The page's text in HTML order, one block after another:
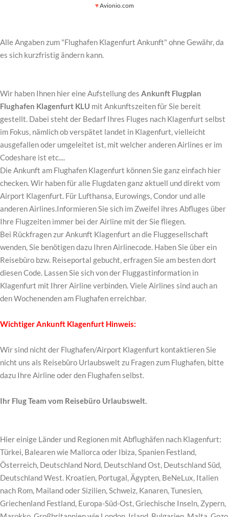
♥Avionio.com
Alle Angaben zum "Flughafen Klagenfurt Ankunft" ohne Gewähr, da
es sich kurzfristig ändern kann.
Wir haben Ihnen hier eine Aufstellung des Ankunft Flugplan
Flughafen Klagenfurt KLU mit Ankunftszeiten für Sie bereit
gestellt. Dabei steht der Bedarf Ihres Fluges nach Klagenfurt selbst
im Fokus, nämlich ob verspätet landet in Klagenfurt, vielleicht
ausgefallen oder umgeleitet ist, mit welcher anderen Airlines er im
Codeshare ist etc....
Die Ankunft am Flughafen Klagenfurt können Sie ganz einfach hier
checken. Wir haben für alle Flugdaten ganz aktuell und direkt vom
Airport Klagenfurt. Für Lufthansa, Eurowings, Condor und alle
anderen Airlines.Informieren Sie sich im Zweifel ihres Abfluges über
Ihre Flugzeiten immer bei der Airline mit der Sie fliegen.
Bei Rückfragen zur Ankunft Klagenfurt an die Fluggesellschaft
wenden, Sie benötigen dazu Ihren Airlinecode. Haben Sie über ein
Reisebüro bzw. Reiseportal gebucht, erfragen Sie am besten dort
diesen Code. Lassen Sie sich von der Fluggastinformation in
Klagenfurt mit Ihrer Airline verbinden. Viele Airlines sind auch an
den Wochenenden am Flughafen erreichbar.
Wichtiger Ankunft Klagenfurt Hinweis:
Wir sind nicht der Flughafen/Airport Klagenfurt kontaktieren Sie
nicht uns als Reisebüro Urlaubswelt zu Fragen zum Flughafen, bitte
dazu Ihre Airline oder den Flughafen selbst.
Ihr Flug Team vom Reisebüro Urlaubswelt.
Hier einige Länder und Regionen mit Abflughäfen nach Klagenfurt:
Türkei, Balearen wie Mallorca oder Ibiza, Spanien Festland,
Österreich, Deutschland Nord, Deutschland Ost, Deutschland Süd,
Deutschland West. Kroatien, Portugal, Ägypten, BeNeLux, Italien
nach Rom, Mailand oder Sizilien, Schweiz, Kanaren, Tunesien,
Griechenland Festland, Europa-Süd-Ost, Griechische Inseln, Zypern,